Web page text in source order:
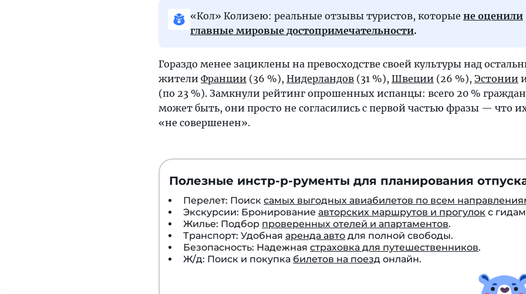
«Кол» Колизею: реальные отзывы туристов, которые не оценили
главные мировые достопримечательности.
Гораздо менее зациклены на превосходстве своей культуры над
жители Франции (36 %), Нидерландов (31 %), Швеции (26 %), Эстонии
(по 23 %). Замкнули рейтинг опрошенных испанцы: всего 20 %
может быть, они просто не согласились с первой частью фразы — что
«не совершенен».
Полезные инстр-р-рументы для планирования
Перелет: Поиск самых выгодных авиабилетов по всем
Экскурсии: Бронирование авторских маршрутов и прогулок с
Жилье: Подбор проверенных отелей и апартаментов.
Транспорт: Удобная аренда авто для полной свободы.
Безопасность: Надежная страховка для путешественников.
Ж/д: Поиск и покупка билетов на поезд онлайн.